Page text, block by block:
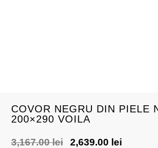
COVOR NEGRU DIN PIELE
200×290 VOILA
3,167.00lei 2,639.00 lei